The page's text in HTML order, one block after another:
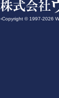
‹Copyright © 1997-2026